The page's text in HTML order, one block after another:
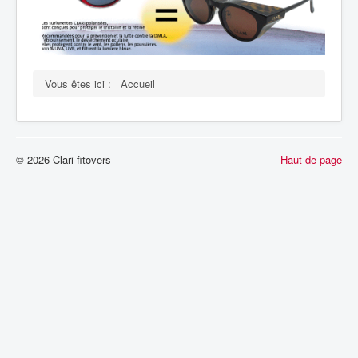
Vous êtes ici : Accueil
Haut de page
© 2026 Clari-fitovers